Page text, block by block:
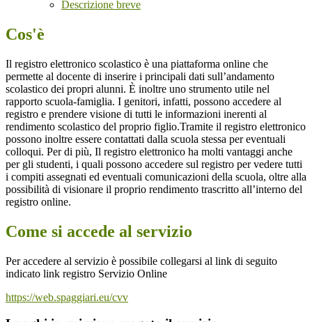
Descrizione breve
Cos'è
Il registro elettronico scolastico è una piattaforma online che
permette al docente di inserire i principali dati sull’andamento
scolastico dei propri alunni. È inoltre uno strumento utile nel
rapporto scuola-famiglia. I genitori, infatti, possono accedere al
registro e prendere visione di tutti le informazioni inerenti al
rendimento scolastico del proprio figlio.Tramite il registro elettronico
possono inoltre essere contattati dalla scuola stessa per eventuali
colloqui. Per di più, Il registro elettronico ha molti vantaggi anche
per gli studenti, i quali possono accedere sul registro per vedere tutti
i compiti assegnati ed eventuali comunicazioni della scuola, oltre alla
possibilità di visionare il proprio rendimento trascritto all’interno del
registro online.
Come si accede al servizio
Per accedere al servizio è possibile collegarsi al link di seguito
indicato link registro Servizio Online
https://web.spaggiari.eu/cvv